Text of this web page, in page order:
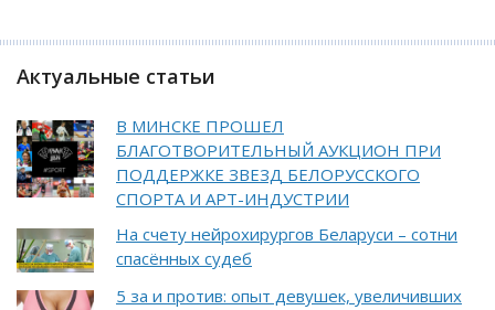
Актуальные статьи
В МИНСКЕ ПРОШЕЛ
БЛАГОТВОРИТЕЛЬНЫЙ АУКЦИОН ПРИ
ПОДДЕРЖКЕ ЗВЕЗД БЕЛОРУССКОГО
СПОРТА И АРТ-ИНДУСТРИИ
На счету нейрохирургов Беларуси – сотни
спасённых судеб
5 за и против: опыт девушек, увеличивших